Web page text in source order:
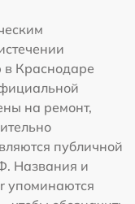
в Краснодаре
на ремонт,
публичной
Названия и
упоминаются